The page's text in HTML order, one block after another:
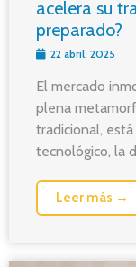
acelera su
preparado?
22 abril, 2025
El mercado
plena
tradicional,
tecnológico, la
Leer más →